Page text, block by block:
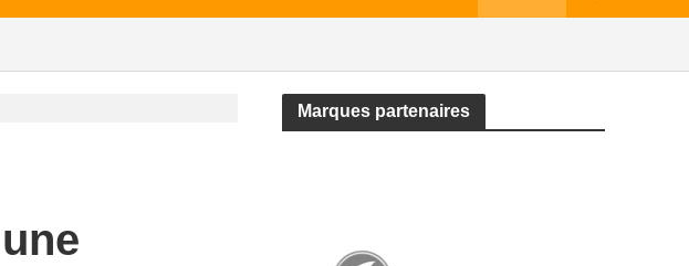
Marques partenaires